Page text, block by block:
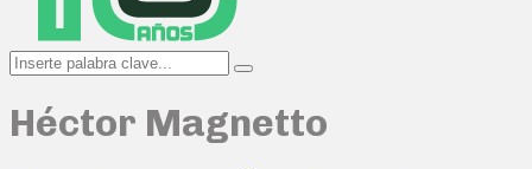
Search
for:
Search
Héctor Magnetto